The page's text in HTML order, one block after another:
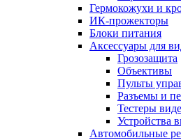
Гермокожухи и
ИК-прожекторы
Блоки питания
Аксессуары для
Грозозащита
Объективы
Пульты
Разъемы и
Тестеры
Устройства
Автомобильные